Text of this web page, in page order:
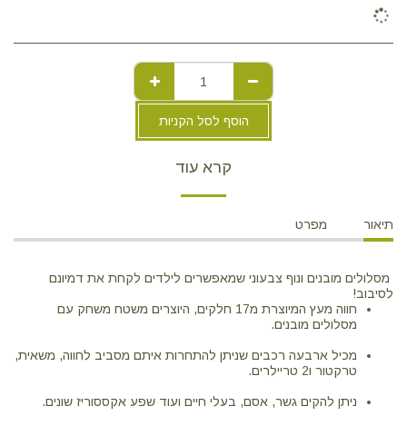
הוסף לסל הקניות
קרא עוד
תיאור מפרט
מסלולים מובנים ונוף צבעוני שמאפשרים לילדים לקחת את דמיונם
לסיבוב!
חווה מעץ המיוצרת מ17 חלקים, היוצרים משטח משחק עם
מסלולים מובנים.
מכיל ארבעה רכבים שניתן להתחרות איתם מסביב לחווה, משאית,
טרקטור ו2 טריילרים.
ניתן להקים גשר, אסם, בעלי חיים ועוד שפע אקססוריז שונים.